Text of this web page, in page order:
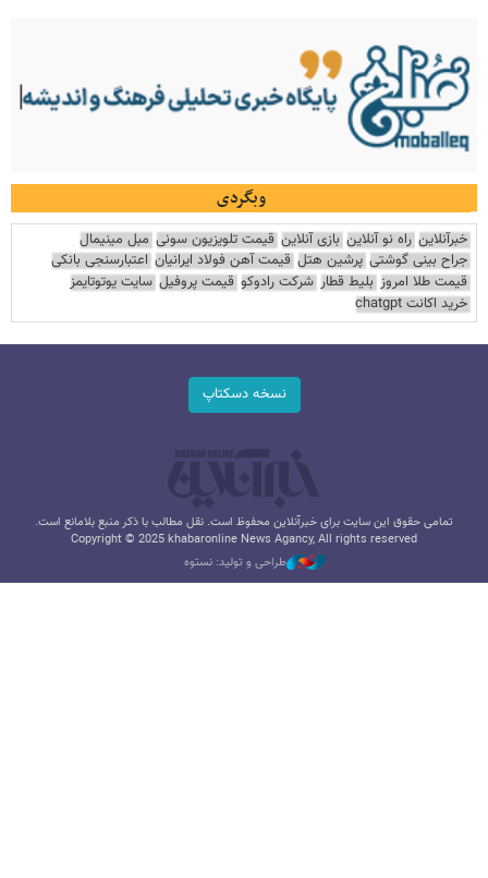
وبگردی
خبرآنلاین راه نو آنلاین بازی آنلاین قیمت تلویزیون سونی مبل مینیمال
جراح بینی گوشتی پرشین هتل قیمت آهن فولاد ایرانیان اعتبارسنجی بانکی
قیمت طلا امروز بلیط قطار شرکت رادوکو قیمت پروفیل سایت یوتوتایمز
خرید اکانت chatgpt
نسخه دسکتاپ
تمامی حقوق این سایت برای خبرآنلاین محفوظ است. نقل مطالب با ذکر منبع بلامانع است.
Copyright © 2025 khabaronline News Agancy, All rights reserved
طراحی و تولید: نستوه